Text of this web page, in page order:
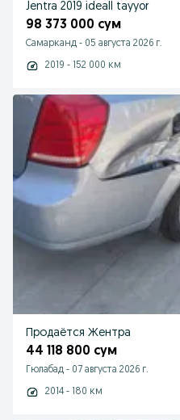
Jentra 2019 ideall tayyor
98 373 000 сум
Самарканд - 05 августа 2026 г.
2019 - 152 000 км
Продаётся Жентра
44 118 800 сум
Гюлабад - 07 августа 2026 г.
2014 - 180 км